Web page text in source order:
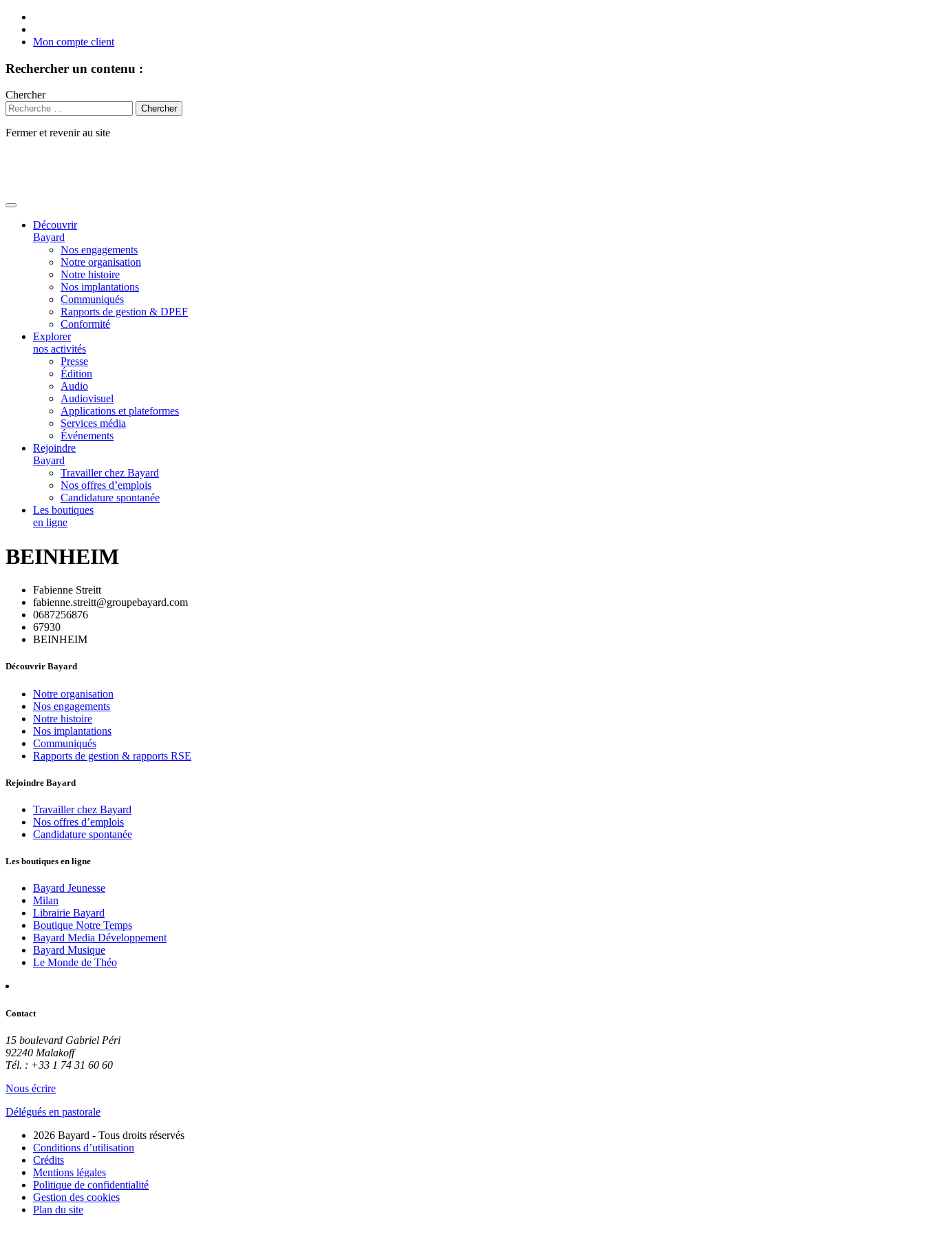
Mon compte client
Rechercher un contenu :
Chercher
Fermer et revenir au site
Découvrir
Bayard
Nos engagements
Notre organisation
Notre histoire
Nos implantations
Communiqués
Rapports de gestion & DPEF
Conformité
Explorer
nos activités
Presse
Édition
Audio
Audiovisuel
Applications et plateformes
Services média
Événements
Rejoindre
Bayard
Travailler chez Bayard
Nos offres d’emplois
Candidature spontanée
Les boutiques
en ligne
BEINHEIM
Fabienne Streitt
fabienne.streitt@groupebayard.com
0687256876
67930
BEINHEIM
Découvrir Bayard
Notre organisation
Nos engagements
Notre histoire
Nos implantations
Communiqués
Rapports de gestion & rapports RSE
Rejoindre Bayard
Travailler chez Bayard
Nos offres d’emplois
Candidature spontanée
Les boutiques en ligne
Bayard Jeunesse
Milan
Librairie Bayard
Boutique Notre Temps
Bayard Media Développement
Bayard Musique
Le Monde de Théo
Contact
15 boulevard Gabriel Péri
92240 Malakoff
Tél. : +33 1 74 31 60 60
Nous écrire
Délégués en pastorale
2026 Bayard - Tous droits réservés
Conditions d’utilisation
Crédits
Mentions légales
Politique de confidentialité
Gestion des cookies
Plan du site